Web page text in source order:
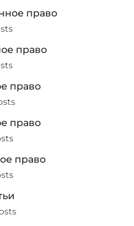
право
право
право
право
право